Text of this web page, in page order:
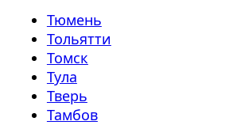
Тюмень
Тольятти
Томск
Тула
Тверь
Тамбов